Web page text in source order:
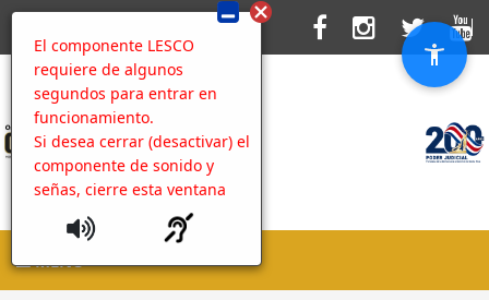
El componente LESCO
requiere de algunos
segundos para entrar en
funcionamiento.
Si desea cerrar (desactivar) el
componente de sonido y
señas, cierre esta ventana
MENU